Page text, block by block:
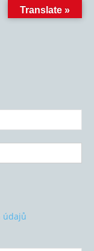
údajů
Translate »